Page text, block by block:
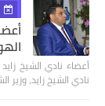
أعضاء نادي الشيخ
نادي الشيخ زايد،